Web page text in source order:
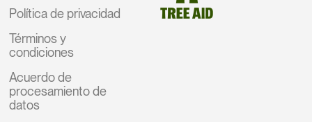
Política de privacidad
Términos y
condiciones
Acuerdo de
procesamiento de
datos